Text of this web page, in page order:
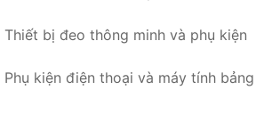
Thiết bị đeo thông minh và phụ kiện
Phụ kiện điện thoại và máy tính bảng